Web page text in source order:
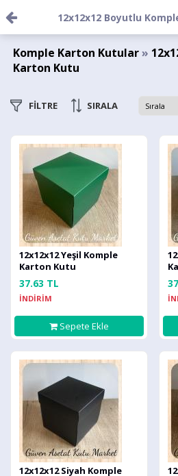
12x12x12 Boyutlu
Komple Karton Kutular»
Karton Kutu
FİLTRE SIRALA
12x12x12 Yeşil Komple
Karton Kutu
37.63 TL
İNDİRİM
Sepete Ekle
12x12x12 Siyah Komple